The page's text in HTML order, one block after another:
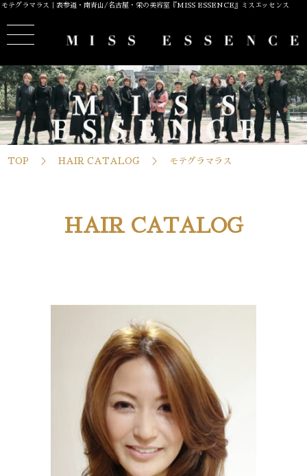
モテグラマラス｜表参道・南青山/名古屋・栄の美容室『MISS ESSENCE』ミスエッセンス
TOP HAIR CATALOG モテグラマラス
HAIR CATALOG